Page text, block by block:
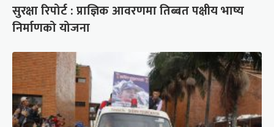
सुरक्षा रिपोर्ट : प्राज्ञिक आवरणमा तिब्बत पक्षीय भाष्य
निर्माणको योजना